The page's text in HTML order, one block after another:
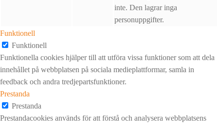
inte. Den lagrar inga
personuppgifter.
Funktionell
Funktionell
Funktionella cookies hjälper till att utföra vissa funktioner som att dela
innehållet på webbplatsen på sociala medieplattformar, samla in
feedback och andra tredjepartsfunktioner.
Prestanda
Prestanda
Prestandacookies används för att förstå och analysera webbplatsens